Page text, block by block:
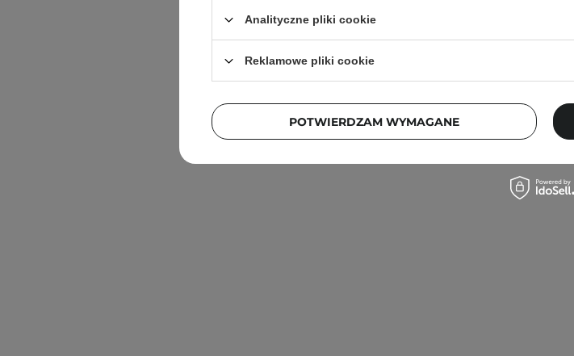
Analityczne pliki cookie
Reklamowe pliki cookie
POTWIERDZAM WYMAGANE